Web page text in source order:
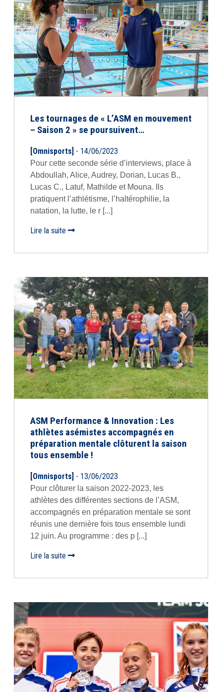
Les tournages de « L’ASM en mouvement
– Saison 2 » se poursuivent…
[Omnisports] - 14/06/2023
Pour cette seconde série d’interviews, place à
Abdoullah, Alice, Audrey, Dorian, Lucas B.,
Lucas C., Latuf, Mathilde et Mouna. Ils
pratiquent l’athlétisme, l’haltérophilie, la
natation, la lutte, le r [...]
Lire la suite
ASM Performance & Innovation : Les
athlètes asémistes accompagnés en
préparation mentale clôturent la saison
tous ensemble !
[Omnisports] - 13/06/2023
Pour clôturer la saison 2022-2023, les
athlètes des différentes sections de l’ASM,
accompagnés en préparation mentale se sont
réunis une dernière fois tous ensemble lundi
12 juin. Au programme : des p [...]
Lire la suite